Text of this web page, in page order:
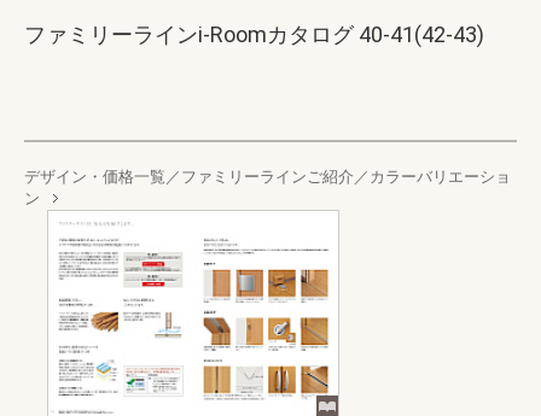
ファミリーラインi-Roomカタログ 40-41(42-43)
デザイン・価格一覧／ファミリーラインご紹介／カラーバリエーショ
ン